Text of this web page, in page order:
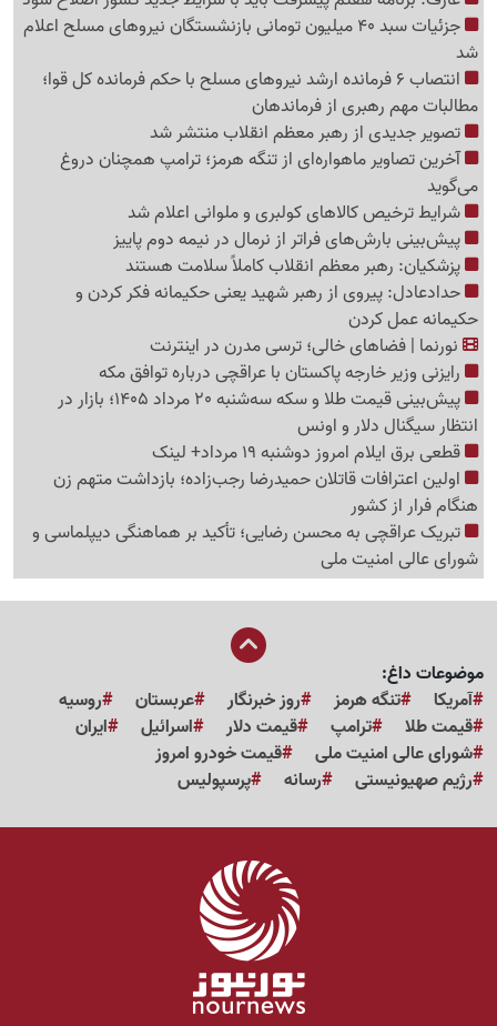
جزئیات سبد 40 میلیون تومانی بازنشستگان نیروهای مسلح اعلام
شد
انتصاب 6 فرمانده ارشد نیروهای مسلح با حکم فرمانده کل قوا؛
مطالبات مهم رهبری از فرماندهان
تصویر جدیدی از رهبر معظم انقلاب منتشر شد
آخرین تصاویر ماهواره‌ای از تنگه‌ هرمز؛ ترامپ همچنان دروغ
می‌گوید
شرایط ترخیص کالاهای کولبری و ملوانی اعلام شد
پیش‌بینی بارش‌های فراتر از نرمال در نیمه دوم پاییز
پزشکیان: رهبر معظم انقلاب کاملاً سلامت هستند
حدادعادل: پیروی از رهبر شهید یعنی حکیمانه فکر کردن و
حکیمانه عمل کردن
نورنما | فضاهای خالی؛ ترسی مدرن در اینترنت
رایزنی وزیر خارجه پاکستان با عراقچی درباره توافق مکه
پیش‌بینی قیمت طلا و سکه سه‌شنبه 20 مرداد 1405؛ بازار در
انتظار سیگنال دلار و اونس
قطعی برق ایلام امروز دوشنبه 19 مرداد+ لینک
اولین اعترافات قاتلان حمیدرضا رجب‌زاده؛ بازداشت متهم زن
هنگام فرار از کشور
تبریک عراقچی به محسن رضایی؛ تأکید بر هماهنگی دیپلماسی و
شورای عالی امنیت ملی
موضوعات داغ:
آمریکا
تنگه هرمز روز خبرنگار عربستان
روسیه
قیمت طلا
ترامپ قیمت دلار اسرائیل
ایران
شورای عالی امنیت ملی
قیمت خودرو امروز
رژیم صهیونیستی
رسانه پرسپولیس